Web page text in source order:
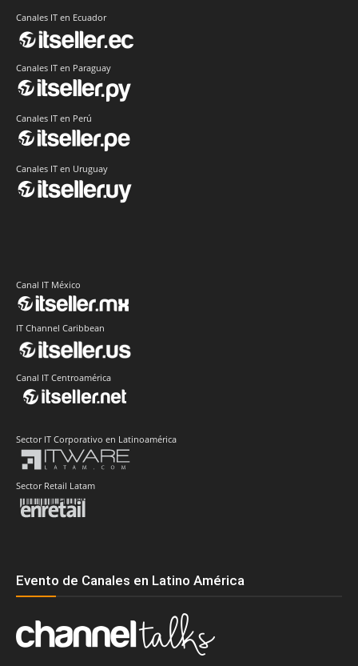
Canales IT en Ecuador
Canales IT en Paraguay
Canales IT en Perú
Canales IT en Uruguay
Canal IT México
IT Channel Caribbean
Canal IT Centroamérica
Sector IT Corporativo en Latinoamérica
Sector Retail Latam
Evento de Canales en Latino América